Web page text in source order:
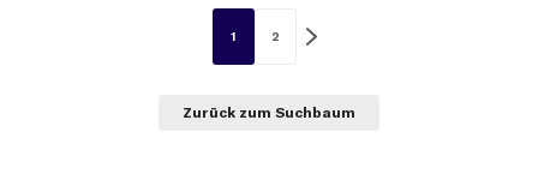
1 2
Zurück zum Suchbaum